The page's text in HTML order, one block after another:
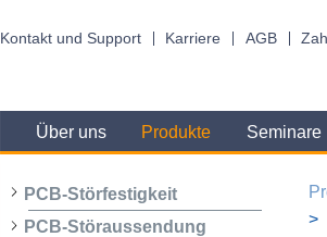
Kontakt und Support Karriere AGB
Über uns Produkte Seminare
PCB-Störfestigkeit
PCB-Störaussendung